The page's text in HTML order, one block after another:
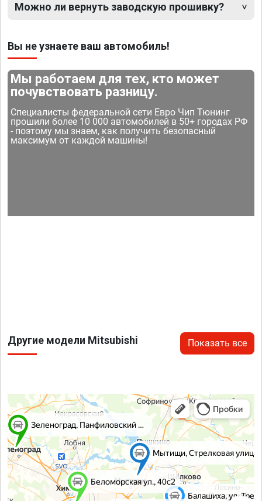
Можно ли вернуть заводскую прошивку?
Вы не узнаете ваш автомобиль!
Мы работаем для тех, кто может
почувствовать разницу.
Специалисты федеральной сети Евро Чип Тюнинг
прошили более 10 000 автомобилей в 50+ городах РФ
- поэтому мы знаем, как получить безопасный
максимум от каждой машины!
Другие модели Mitsubishi Показать все